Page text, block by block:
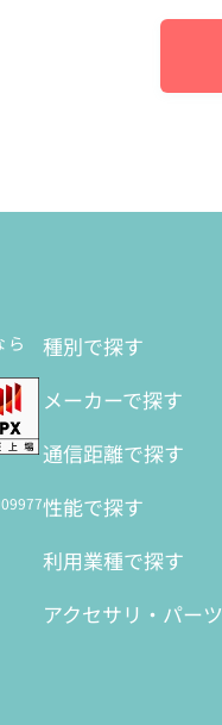
ら
種別で探す
メーカーで探す
通信距離で探す
性能で探す
利用業種で探す
アクセサリ・パーツ